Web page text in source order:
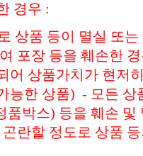
경우 :
상품 등이 멸실 또
포장 등을 훼손한
어 상품가치가 현저
능한 상품) - 모든 상
품박스) 등을 훼손
란할 정도로 상품